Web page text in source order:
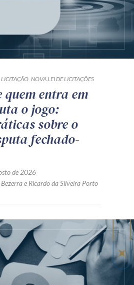
LICITAÇÃO NOVA LEI DE LICITAÇÕES
quem entra em
o jogo:
sobre o
fechado-
de 2026
e Ricardo da Silveira Porto